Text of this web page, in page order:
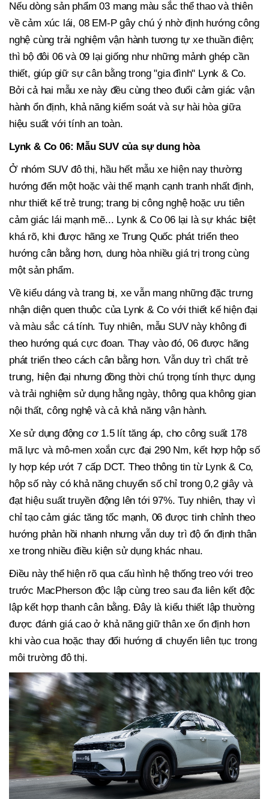
Nếu dòng sản phẩm 03 mang màu sắc thể thao và thiên
về cảm xúc lái, 08 EM-P gây chú ý nhờ định hướng công
nghệ cùng trải nghiệm vận hành tương tự xe thuần điện;
thì bộ đôi 06 và 09 lại giống như những mảnh ghép cần
thiết, giúp giữ sự cân bằng trong "gia đình" Lynk & Co.
Bởi cả hai mẫu xe này đều cùng theo đuổi cảm giác vận
hành ổn định, khả năng kiểm soát và sự hài hòa giữa
hiệu suất với tính an toàn.
Lynk & Co 06: Mẫu SUV của sự dung hòa
Ở nhóm SUV đô thị, hầu hết mẫu xe hiện nay thường
hướng đến một hoặc vài thế mạnh cạnh tranh nhất định,
như thiết kế trẻ trung; trang bị công nghệ hoặc ưu tiên
cảm giác lái mạnh mẽ... Lynk & Co 06 lại là sự khác biệt
khá rõ, khi được hãng xe Trung Quốc phát triển theo
hướng cân bằng hơn, dung hòa nhiều giá trị trong cùng
một sản phẩm.
Về kiểu dáng và trang bị, xe vẫn mang những đặc trưng
nhận diện quen thuộc của Lynk & Co với thiết kế hiện đại
và màu sắc cá tính. Tuy nhiên, mẫu SUV này không đi
theo hướng quá cực đoan. Thay vào đó, 06 được hãng
phát triển theo cách cân bằng hơn. Vẫn duy trì chất trẻ
trung, hiện đại nhưng đồng thời chú trọng tính thực dụng
và trải nghiệm sử dụng hằng ngày, thông qua không gian
nội thất, công nghệ và cả khả năng vận hành.
Xe sử dụng động cơ 1.5 lít tăng áp, cho công suất 178
mã lực và mô-men xoắn cực đại 290 Nm, kết hợp hộp số
ly hợp kép ướt 7 cấp DCT. Theo thông tin từ Lynk & Co,
hộp số này có khả năng chuyển số chỉ trong 0,2 giây và
đạt hiệu suất truyền động lên tới 97%. Tuy nhiên, thay vì
chỉ tạo cảm giác tăng tốc mạnh, 06 được tinh chỉnh theo
hướng phản hồi nhanh nhưng vẫn duy trì độ ổn định thân
xe trong nhiều điều kiện sử dụng khác nhau.
Điều này thể hiện rõ qua cấu hình hệ thống treo với treo
trước MacPherson độc lập cùng treo sau đa liên kết độc
lập kết hợp thanh cân bằng. Đây là kiểu thiết lập thường
được đánh giá cao ở khả năng giữ thân xe ổn định hơn
khi vào cua hoặc thay đổi hướng di chuyển liên tục trong
môi trường đô thị.